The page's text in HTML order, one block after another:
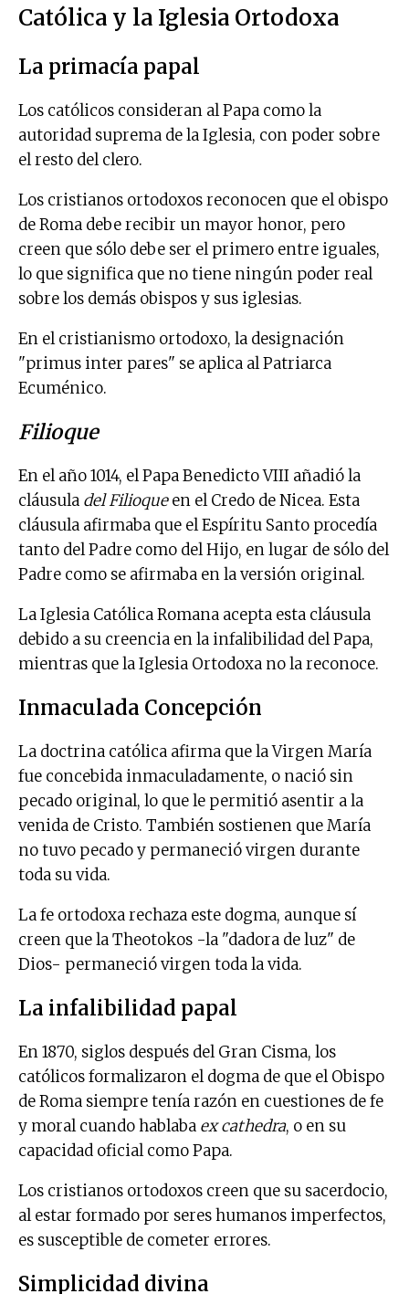
Católica y la Iglesia Ortodoxa
La primacía papal
Los católicos consideran al Papa como la
autoridad suprema de la Iglesia, con poder sobre
el resto del clero.
Los cristianos ortodoxos reconocen que el obispo
de Roma debe recibir un mayor honor, pero
creen que sólo debe ser el primero entre iguales,
lo que significa que no tiene ningún poder real
sobre los demás obispos y sus iglesias.
En el cristianismo ortodoxo, la designación
"primus inter pares" se aplica al Patriarca
Ecuménico.
Filioque
En el año 1014, el Papa Benedicto VIII añadió la
cláusula del Filioqueen el Credo de Nicea. Esta
cláusula afirmaba que el Espíritu Santo procedía
tanto del Padre como del Hijo, en lugar de sólo del
Padre como se afirmaba en la versión original.
La Iglesia Católica Romana acepta esta cláusula
debido a su creencia en la infalibilidad del Papa,
mientras que la Iglesia Ortodoxa no la reconoce.
Inmaculada Concepción
La doctrina católica afirma que la Virgen María
fue concebida inmaculadamente, o nació sin
pecado original, lo que le permitió asentir a la
venida de Cristo. También sostienen que María
no tuvo pecado y permaneció virgen durante
toda su vida.
La fe ortodoxa rechaza este dogma, aunque sí
creen que la Theotokos -la "dadora de luz" de
Dios- permaneció virgen toda la vida.
La infalibilidad papal
En 1870, siglos después del Gran Cisma, los
católicos formalizaron el dogma de que el Obispo
de Roma siempre tenía razón en cuestiones de fe
y moral cuando hablaba ex cathedra, o en su
capacidad oficial como Papa.
Los cristianos ortodoxos creen que su sacerdocio,
al estar formado por seres humanos imperfectos,
es susceptible de cometer errores.
Simplicidad divina